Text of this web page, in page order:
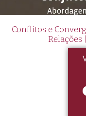
Conflitos e
Relações